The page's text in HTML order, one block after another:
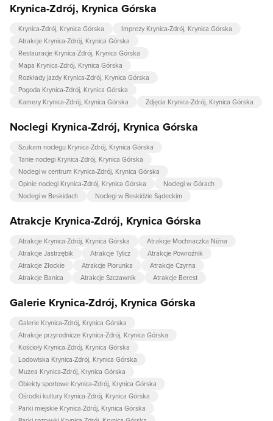
Krynica-Zdrój, Krynica Górska
Krynica-Zdrój, Krynica Górska
Imprezy Krynica-Zdrój, Krynica Górska
Atrakcje Krynica-Zdrój, Krynica Górska
Restauracje Krynica-Zdrój, Krynica Górska
Mapa Krynica-Zdrój, Krynica Górska
Rozkłady jazdy Krynica-Zdrój, Krynica Górska
Pogoda Krynica-Zdrój, Krynica Górska
Kamery Krynica-Zdrój, Krynica Górska
Zdjęcia Krynica-Zdrój, Krynica Górska
Noclegi Krynica-Zdrój, Krynica Górska
Szukam noclegu Krynica-Zdrój, Krynica Górska
Tanie noclegi Krynica-Zdrój, Krynica Górska
Noclegi w centrum Krynica-Zdrój, Krynica Górska
Opinie noclegi Krynica-Zdrój, Krynica Górska
Noclegi w Górach
Noclegi w Beskidach
Noclegi w Beskidzie Sądeckim
Atrakcje Krynica-Zdrój, Krynica Górska
Atrakcje Krynica-Zdrój, Krynica Górska
Atrakcje Mochnaczka Niżna
Atrakcje Jastrzębik
Atrakcje Tylicz
Atrakcje Powroźnik
Atrakcje Złockie
Atrakcje Piorunka
Atrakcje Czyrna
Atrakcje Banica
Atrakcje Szczawnik Atrakcje Berest
Galerie Krynica-Zdrój, Krynica Górska
Galerie Krynica-Zdrój, Krynica Górska
Atrakcje przyrodnicze Krynica-Zdrój, Krynica Górska
Kościoły Krynica-Zdrój, Krynica Górska
Lodowiska Krynica-Zdrój, Krynica Górska
Muzea Krynica-Zdrój, Krynica Górska
Obiekty sportowe Krynica-Zdrój, Krynica Górska
Ośrodki kultury Krynica-Zdrój, Krynica Górska
Parki miejskie Krynica-Zdrój, Krynica Górska